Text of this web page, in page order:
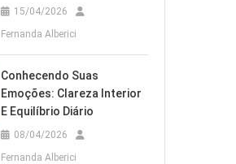
15/04/2026
Fernanda Alberici
Conhecendo Suas
Emoções: Clareza Interior
E Equilíbrio Diário
08/04/2026
Fernanda Alberici